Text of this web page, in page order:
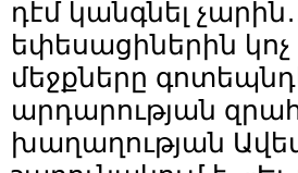
դէմ կանգնել
եփեսացիներին
մեջքները
արդարության
խաղաղության